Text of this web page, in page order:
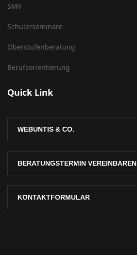
SMV
Schülerseminare
Oberstufenberatung
Berufsorientierung
Quick Link
WEBUNTIS & CO.
BERATUNGSTERMIN VEREINBAREN
KONTAKTFORMULAR